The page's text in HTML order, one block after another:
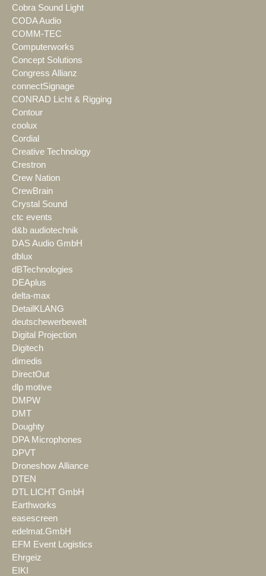
Cobra Sound Light
CODA Audio
COMM-TEC
Computerworks
Concept Solutions
Congress Allianz
connectSignage
CONRAD Licht & Rigging
Contour
coolux
Cordial
Creative Technology
Crestron
Crew Nation
CrewBrain
Crystal Sound
ctc events
d&b audiotechnik
DAS Audio GmbH
dblux
dBTechnologies
DEAplus
delta-max
DetailKLANG
deutschewerbewelt
Digital Projection
Digitech
dimedis
DirectOut
dlp motive
DMPW
DMT
Doughty
DPA Microphones
DPVT
Droneshow Alliance
DTEN
DTL LICHT GmbH
Earthworks
easescreen
edelmat.GmbH
EFM Event Logistics
Ehrgeiz
EIKI